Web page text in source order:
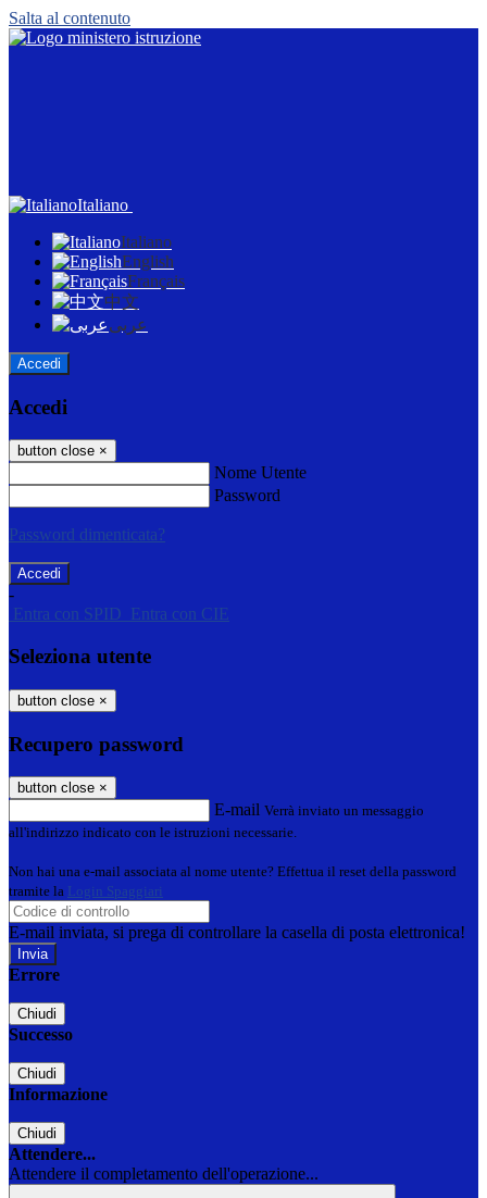
Salta al contenuto
Italiano
Italiano
English
Français
中文
عربى
Accedi
Accedi
button close ×
Nome Utente
Password
Password dimenticata?
-
Entra con SPID
Entra con CIE
Seleziona utente
button close ×
Recupero password
button close ×
E-mail Verrà inviato un messaggio
all'indirizzo indicato con le istruzioni necessarie.
Non hai una e-mail associata al nome utente? Effettua il reset della password
tramite la Login Spaggiari
E-mail inviata, si prega di controllare la casella di posta elettronica!
Errore
Chiudi
Successo
Chiudi
Informazione
Chiudi
Attendere...
Attendere il completamento dell'operazione...